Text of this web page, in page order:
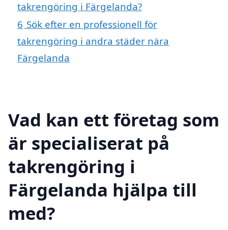
takrengöring i Färgelanda?
6 Sök efter en professionell för
takrengöring i andra städer nära
Färgelanda
Vad kan ett företag som
är specialiserat på
takrengöring i
Färgelanda hjälpa till
med?